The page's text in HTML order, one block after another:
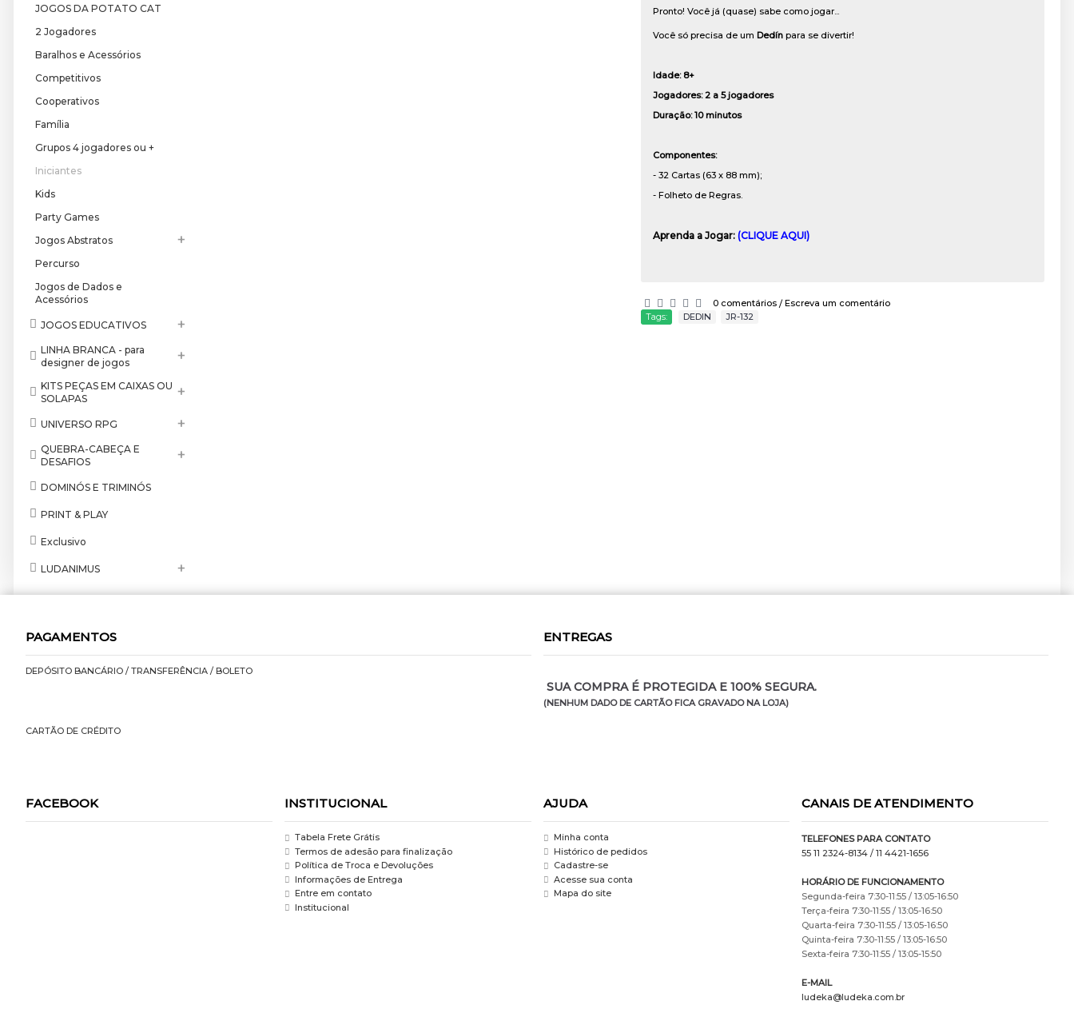
JOGOS DA POTATO CAT
2 Jogadores
Baralhos e Acessórios
Competitivos
Cooperativos
Família
Grupos 4 jogadores ou +
Iniciantes
Kids
Party Games
Jogos Abstratos
+
Percurso
Jogos de Dados e
Acessórios
JOGOS EDUCATIVOS +
LINHA BRANCA - para
designer de jogos
+
KITS PEÇAS EM CAIXAS OU
SOLAPAS
+
UNIVERSO RPG +
QUEBRA-CABEÇA E
DESAFIOS
+
DOMINÓS E TRIMINÓS
PRINT & PLAY
Exclusivo
LUDANIMUS +
Pronto! Você já (quase) sabe como jogar...
Você só precisa de um Dedín para se divertir!
Idade: 8+
Jogadores: 2 a 5 jogadores
Duração: 10 minutos
Componentes:
- 32 Cartas (63 x 88 mm);
- Folheto de Regras.
Aprenda a Jogar: (CLIQUE AQUI)
0 comentários / Escreva um comentário
Tags:
DEDIN JR-132
PAGAMENTOS
DEPÓSITO BANCÁRIO / TRANSFERÊNCIA / BOLETO
CARTÃO DE CRÉDITO
ENTREGAS
SUA COMPRA É PROTEGIDA E 100% SEGURA.
(NENHUM DADO DE CARTÃO FICA GRAVADO NA LOJA)
FACEBOOK INSTITUCIONAL
Tabela Frete Grátis
Termos de adesão para finalização
Política de Troca e Devoluções
Informações de Entrega
Entre em contato
Institucional
AJUDA
Minha conta
Histórico de pedidos
Cadastre-se
Acesse sua conta
Mapa do site
CANAIS DE ATENDIMENTO
TELEFONES PARA CONTATO
55 11 2324-8134 / 11 4421-1656
HORÁRIO DE FUNCIONAMENTO
Segunda-feira 7:30-11:55 / 13:05-16:50
Terça-feira 7:30-11:55 / 13:05-16:50
Quarta-feira 7:30-11:55 / 13:05-16:50
Quinta-feira 7:30-11:55 / 13:05-16:50
Sexta-feira 7:30-11:55 / 13:05-15:50
E-MAIL
ludeka@ludeka.com.br